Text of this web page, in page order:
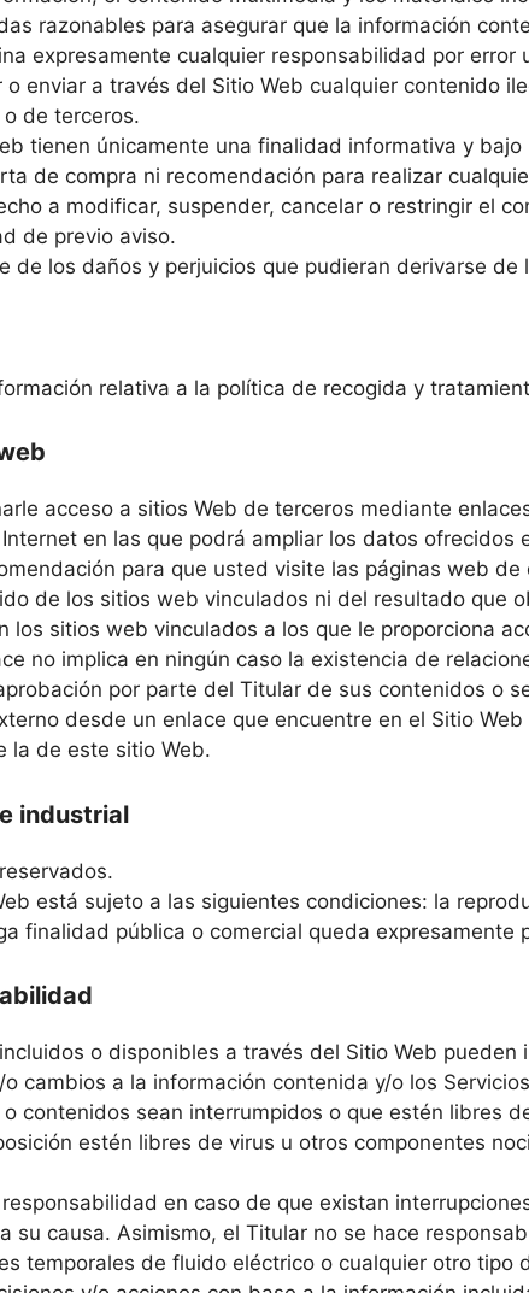
razonables para asegurar que la información
expresamente cualquier responsabilidad por
enviar a través del Sitio Web cualquier contenido
de terceros.
tienen únicamente una finalidad informativa y
de compra ni recomendación para realizar
a modificar, suspender, cancelar o restringir el
de previo aviso.
de los daños y perjuicios que pudieran derivarse
relativa a la política de recogida y
acceso a sitios Web de terceros mediante
en las que podrá ampliar los datos ofrecidos
para que usted visite las páginas web
de los sitios web vinculados ni del resultado que
los sitios web vinculados a los que le proporciona
no implica en ningún caso la existencia de
por parte del Titular de sus contenidos o
desde un enlace que encuentre en el Sitio
la de este sitio Web.
industrial
está sujeto a las siguientes condiciones: la
finalidad pública o comercial queda
o disponibles a través del Sitio Web
cambios a la información contenida y/o los
contenidos sean interrumpidos o que estén libres
estén libres de virus u otros componentes
en caso de que existan
su causa. Asimismo, el Titular no se hace
temporales de fluido eléctrico o cualquier otro